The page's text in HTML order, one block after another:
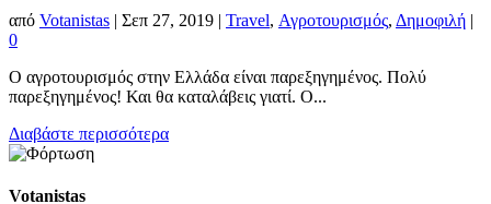
από Votanistas | Σεπ 27, 2019 | Travel, Αγροτουρισμός, Δημοφιλή |
0
Ο αγροτουρισμός στην Ελλάδα είναι παρεξηγημένος. Πολύ
παρεξηγημένος! Και θα καταλάβεις γιατί. Ο...
Διαβάστε περισσότερα
Votanistas